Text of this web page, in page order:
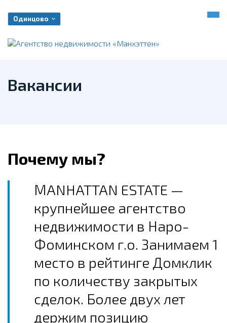
Одинцово
Вакансии
Почему мы?
МANHATTAN ESTATE —
крупнейшее агентство
недвижимости в Наро-
Фоминском г.о. Занимаем 1
место в рейтинге Домклик
по количеству закрытых
сделок. Более двух лет
держим позицию